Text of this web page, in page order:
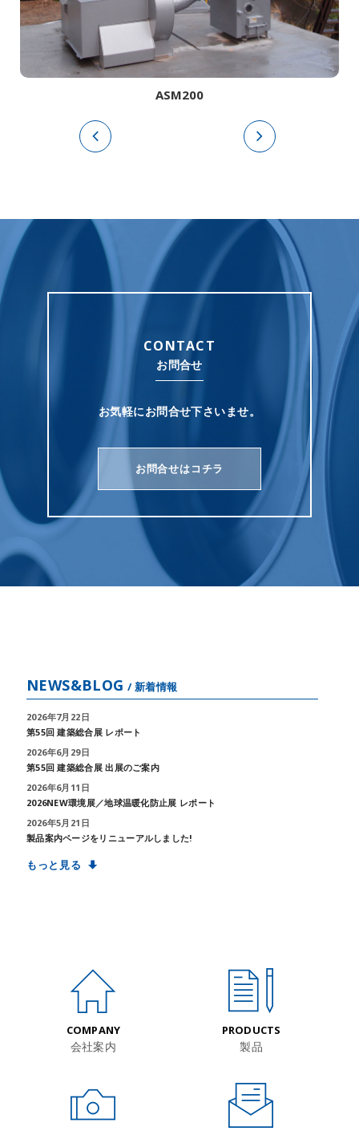
ASM200
CONTACT
お問合せ
お気軽にお問合せ下さいませ。
お問合せはコチラ
NEWS&BLOG / 新着情報
2026年7月22日
第55回 建築総合展 レポート
2026年6月29日
第55回 建築総合展 出展のご案内
2026年6月11日
2026NEW環境展／地球温暖化防止展 レポート
2026年5月21日
製品案内ページをリニューアルしました!
もっと見る
COMPANY
会社案内
PRODUCTS
製品